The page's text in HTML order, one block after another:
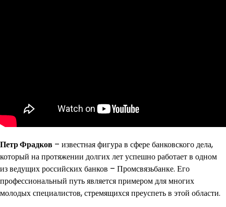
Петр Фрадков – известная фигура в сфере банковского дела,
который на протяжении долгих лет успешно работает в одном
из ведущих российских банков – Промсвязьбанке. Его
профессиональный путь является примером для многих
молодых специалистов, стремящихся преуспеть в этой области.